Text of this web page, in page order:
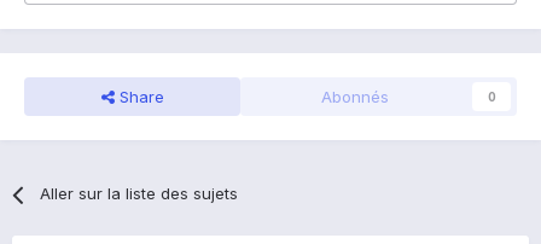
Share Abonnés 0
Aller sur la liste des sujets